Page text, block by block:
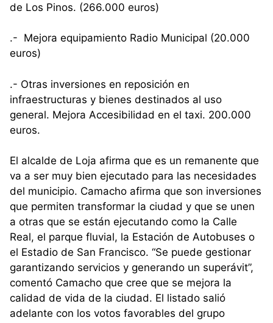
de Los Pinos. (266.000 euros)
.- Mejora equipamiento Radio Municipal (20.000
euros)
.- Otras inversiones en reposición en
infraestructuras y bienes destinados al uso
general. Mejora Accesibilidad en el taxi. 200.000
euros.
El alcalde de Loja afirma que es un remanente que
va a ser muy bien ejecutado para las necesidades
del municipio. Camacho afirma que son inversiones
que permiten transformar la ciudad y que se unen
a otras que se están ejecutando como la Calle
Real, el parque fluvial, la Estación de Autobuses o
el Estadio de San Francisco. “Se puede gestionar
garantizando servicios y generando un superávit”,
comentó Camacho que cree que se mejora la
calidad de vida de la ciudad. El listado salió
adelante con los votos favorables del grupo